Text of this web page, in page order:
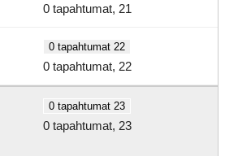
0 tapahtumat, 21
0 tapahtumat 22
0 tapahtumat, 22
0 tapahtumat 23
0 tapahtumat, 23